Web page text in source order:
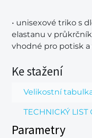
• unisexové triko s
elastanu v
vhodné pro potisk a
Ke stažení
Velikostní
TECHNICKÝ
Parametry